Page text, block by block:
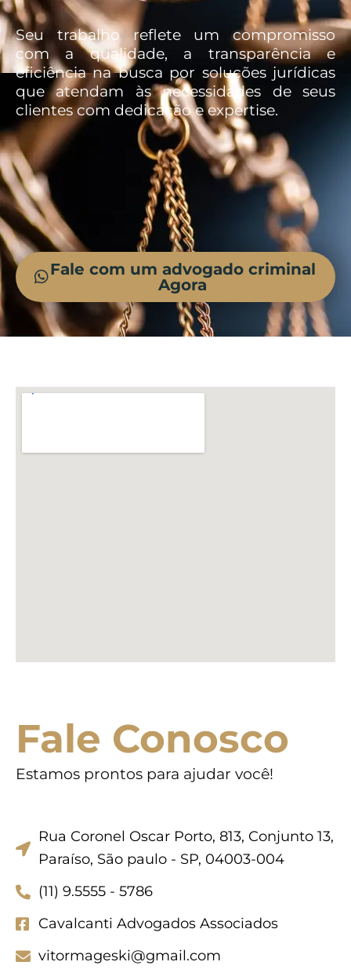
Seu trabalho reflete um compromisso
com a qualidade, a transparência e
eficiência na busca por soluções jurídicas
que atendam às necessidades de seus
clientes com dedicação e expertise.
Fale com um advogado criminal
Agora
Fale Conosco
Estamos prontos para ajudar você!
Rua Coronel Oscar Porto, 813, Conjunto 13,
Paraíso, São paulo - SP, 04003-004
(11) 9.5555 - 5786
Cavalcanti Advogados Associados
vitormageski@gmail.com